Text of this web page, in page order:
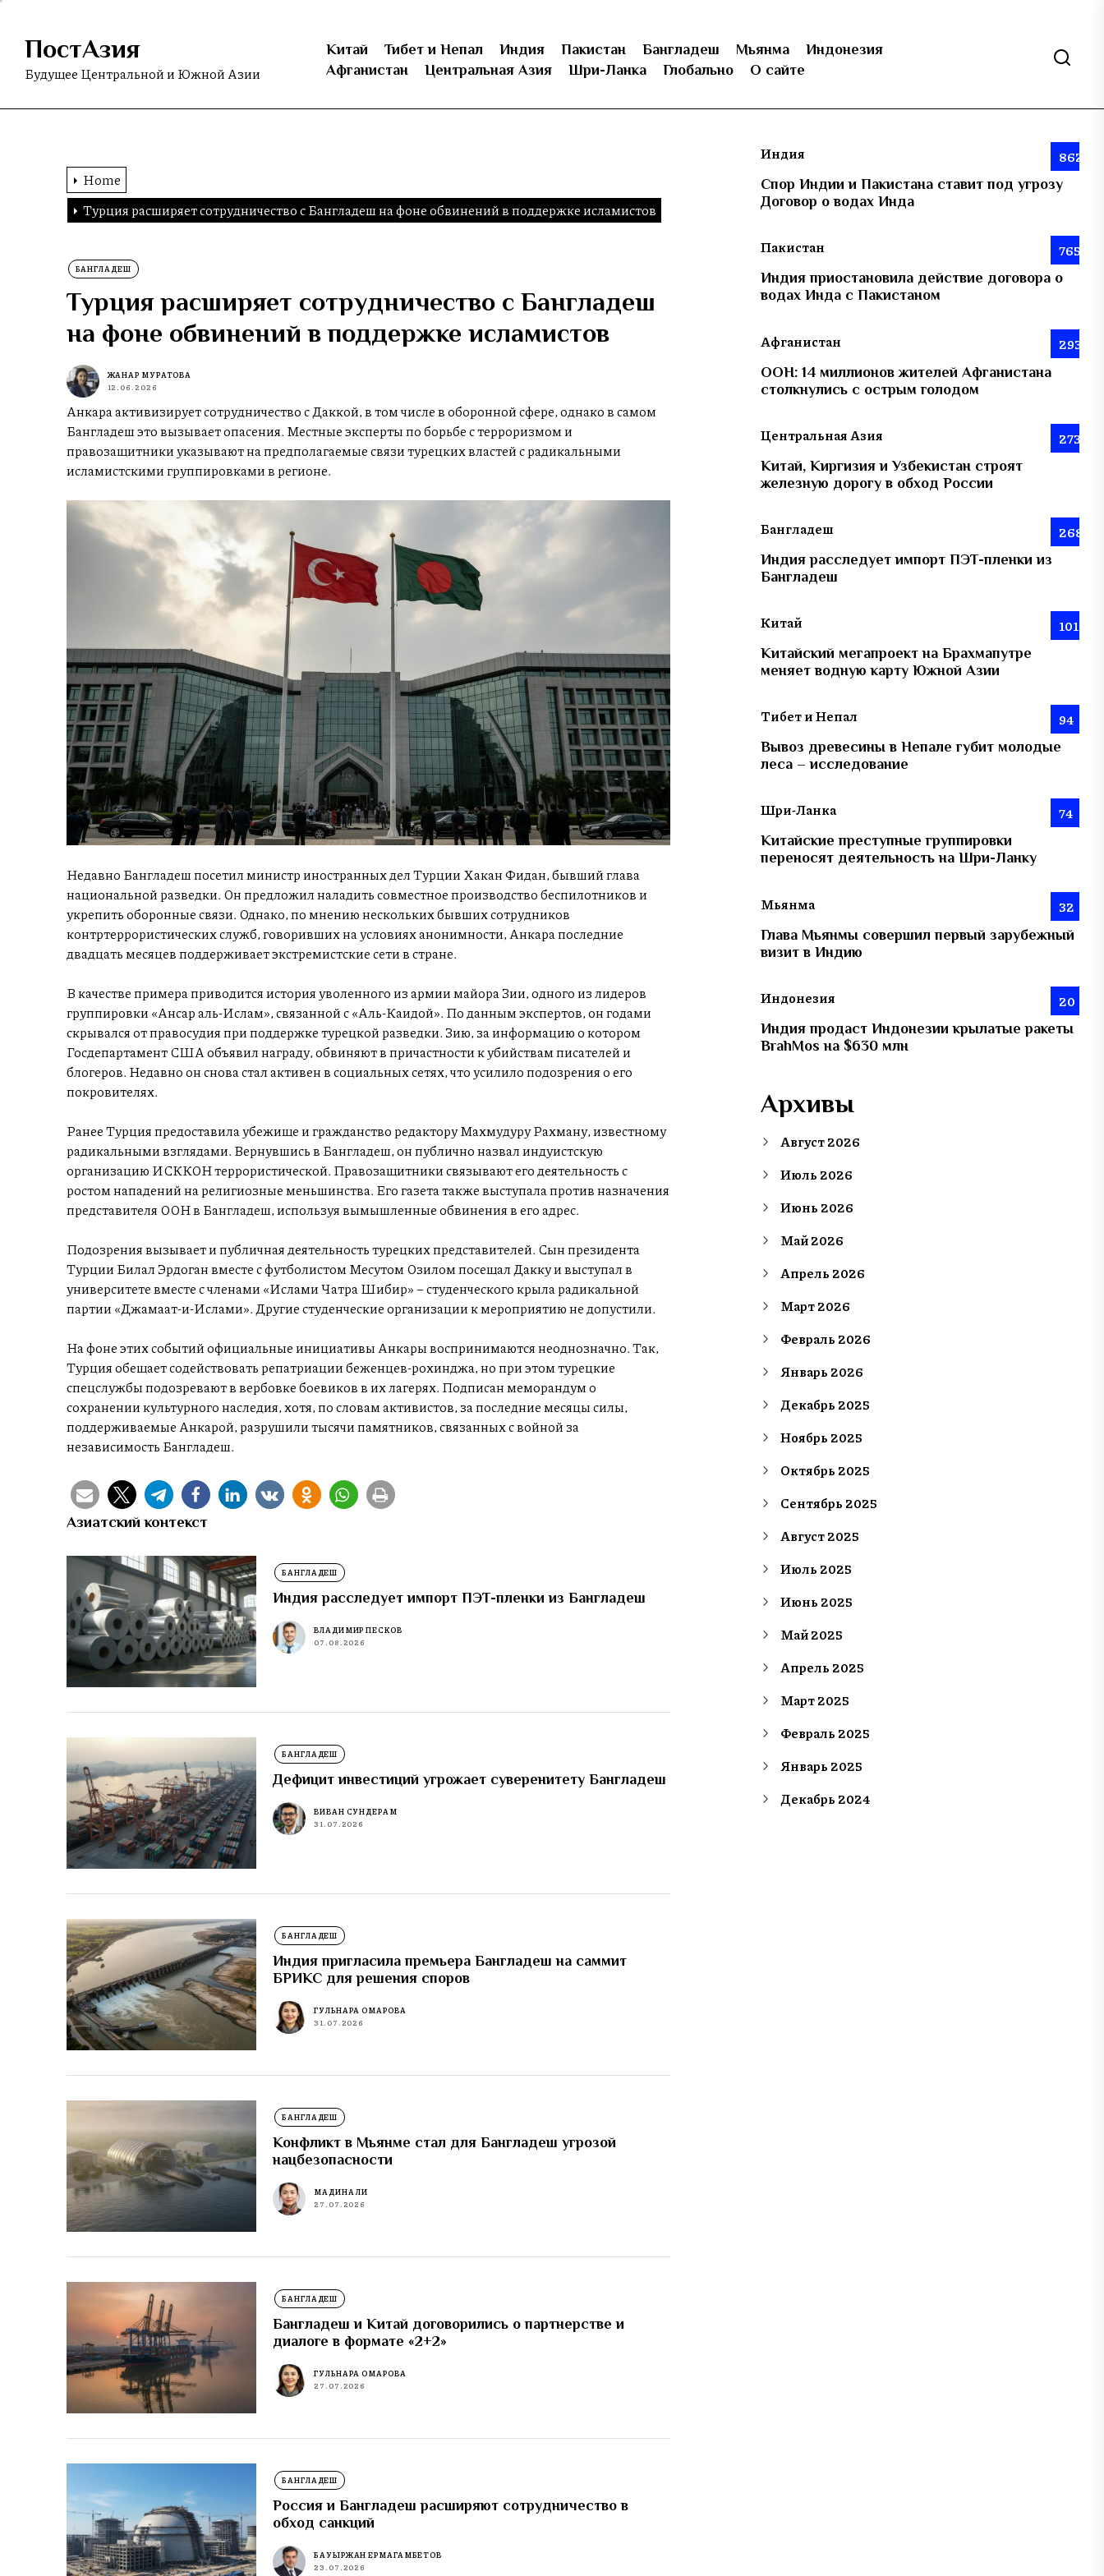
Skip
content
ПостАзия
Будущее Центральной и Южной Азии
Китай Тибет и Непал Индия Пакистан Бангладеш Мьянма
Индонезия
Афганистан
Центральная Азия Шри-Ланка Глобально О сайте
Home
Турция расширяет сотрудничество с Бангладеш на фоне обвинений в поддержке исламистов
БАНГЛАДЕШ
Турция расширяет сотрудничество с Бангладеш
на фоне обвинений в поддержке исламистов
ЖАНАР МУРАТОВА
12.06.2026
Анкара активизирует сотрудничество с Даккой, в том числе в оборонной сфере, однако в самом
Бангладеш это вызывает опасения. Местные эксперты по борьбе с терроризмом и
правозащитники указывают на предполагаемые связи турецких властей с радикальными
исламистскими группировками в регионе.
Недавно Бангладеш посетил министр иностранных дел Турции Хакан Фидан, бывший глава
национальной разведки. Он предложил наладить совместное производство беспилотников и
укрепить оборонные связи. Однако, по мнению нескольких бывших сотрудников
контртеррористических служб, говоривших на условиях анонимности, Анкара последние
двадцать месяцев поддерживает экстремистские сети в стране.
В качестве примера приводится история уволенного из армии майора Зии, одного из лидеров
группировки «Ансар аль-Ислам», связанной с «Аль-Каидой». По данным экспертов, он годами
скрывался от правосудия при поддержке турецкой разведки. Зию, за информацию о котором
Госдепартамент США объявил награду, обвиняют в причастности к убийствам писателей и
блогеров. Недавно он снова стал активен в социальных сетях, что усилило подозрения о его
покровителях.
Ранее Турция предоставила убежище и гражданство редактору Махмудуру Рахману, известному
радикальными взглядами. Вернувшись в Бангладеш, он публично назвал индуистскую
организацию ИСККОН террористической. Правозащитники связывают его деятельность с
ростом нападений на религиозные меньшинства. Его газета также выступала против назначения
представителя ООН в Бангладеш, используя вымышленные обвинения в его адрес.
Подозрения вызывает и публичная деятельность турецких представителей. Сын президента
Турции Билал Эрдоган вместе с футболистом Месутом Озилом посещал Дакку и выступал в
университете вместе с членами «Ислами Чатра Шибир» – студенческого крыла радикальной
партии «Джамаат-и-Ислами». Другие студенческие организации к мероприятию не допустили.
На фоне этих событий официальные инициативы Анкары воспринимаются неоднозначно. Так,
Турция обещает содействовать репатриации беженцев-рохинджа, но при этом турецкие
спецслужбы подозревают в вербовке боевиков в их лагерях. Подписан меморандум о
сохранении культурного наследия, хотя, по словам активистов, за последние месяцы силы,
поддерживаемые Анкарой, разрушили тысячи памятников, связанных с войной за
независимость Бангладеш.
Азиатский контекст
БАНГЛАДЕШ
Индия расследует импорт ПЭТ-пленки из Бангладеш
ВЛАДИМИР ПЕСКОВ
07.08.2026
БАНГЛАДЕШ
Дефицит инвестиций угрожает суверенитету Бангладеш
ВИВАН СУНДЕРАМ
31.07.2026
БАНГЛАДЕШ
Индия пригласила премьера Бангладеш на саммит
БРИКС для решения споров
ГУЛЬНАРА ОМАРОВА
31.07.2026
БАНГЛАДЕШ
Конфликт в Мьянме стал для Бангладеш угрозой
нацбезопасности
МАДИНА ЛИ
27.07.2026
БАНГЛАДЕШ
Бангладеш и Китай договорились о партнерстве и
диалоге в формате «2+2»
ГУЛЬНАРА ОМАРОВА
27.07.2026
БАНГЛАДЕШ
Россия и Бангладеш расширяют сотрудничество в
обход санкций
БАУЫРЖАН ЕРМАГАМБЕТОВ
23.07.2026
Индия 862
Спор Индии и Пакистана ставит под угрозу
Договор о водах Инда
Пакистан 765
Индия приостановила действие договора о
водах Инда с Пакистаном
Афганистан 293
ООН: 14 миллионов жителей Афганистана
столкнулись с острым голодом
Центральная Азия 273
Китай, Киргизия и Узбекистан строят
железную дорогу в обход России
Бангладеш 268
Индия расследует импорт ПЭТ-пленки из
Бангладеш
Китай 101
Китайский мегапроект на Брахмапутре
меняет водную карту Южной Азии
Тибет и Непал 94
Вывоз древесины в Непале губит молодые
леса – исследование
Шри-Ланка 74
Китайские преступные группировки
переносят деятельность на Шри-Ланку
Мьянма 32
Глава Мьянмы совершил первый зарубежный
визит в Индию
Индонезия 20
Индия продаст Индонезии крылатые ракеты
BrahMos на $630 млн
Архивы
Август 2026
Июль 2026
Июнь 2026
Май 2026
Апрель 2026
Март 2026
Февраль 2026
Январь 2026
Декабрь 2025
Ноябрь 2025
Октябрь 2025
Сентябрь 2025
Август 2025
Июль 2025
Июнь 2025
Май 2025
Апрель 2025
Март 2025
Февраль 2025
Январь 2025
Декабрь 2024